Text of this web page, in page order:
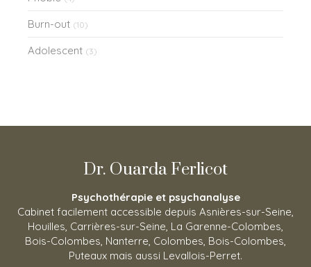
Burn-out (10)
Adolescent (3)
Dr. Ouarda Ferlicot
Psychothérapie et psychanalyse
Cabinet facilement accessible depuis Asnières-sur-Seine,
Houilles, Carrières-sur-Seine, La Garenne-Colombes,
Bois-Colombes, Nanterre, Colombes, Bois-Colombes,
Puteaux mais aussi Levallois-Perret.